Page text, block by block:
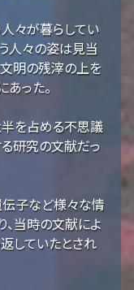
々が暮らしてい
人々の姿は見当
明の残滓の上を
った。
を占める不思議
る研究の文献だっ
伝子など様々な情
当時の文献によ
していたとされ